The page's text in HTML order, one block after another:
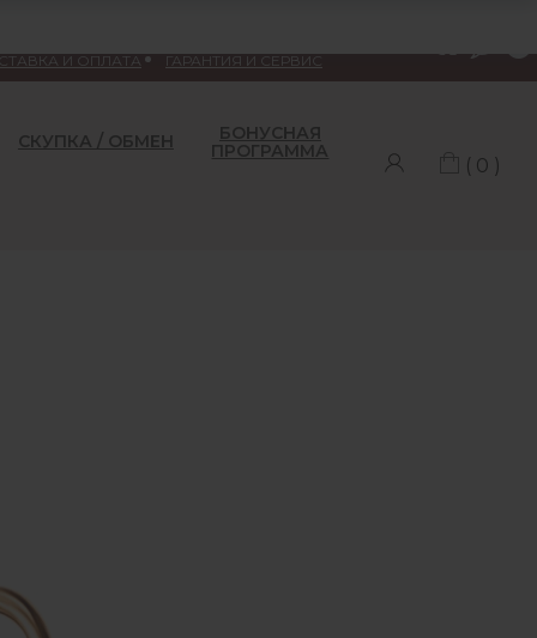
И ОПЛАТА ГАРАНТИЯ И СЕРВИС
СКУПКА / ОБМЕН
БОНУСНАЯ
ПРОГРАММА
( 0 )